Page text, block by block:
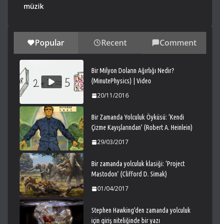
müzik
Popular Recent Comment
Bir Milyon Doların Ağırlığı Nedir?
(MinutePhysics) | Video
20/11/2016
Bir Zamanda Yolculuk Öyküsü: ‘Kendi
Çizme Kayışlarından’ (Robert A. Heinlein)
29/03/2017
Bir zamanda yolculuk klasiği: ‘Project
Mastodon’ (Clifford D. Simak)
01/04/2017
Stephen Hawking’den zamanda yolculuk
için giriş niteliğinde bir yazı